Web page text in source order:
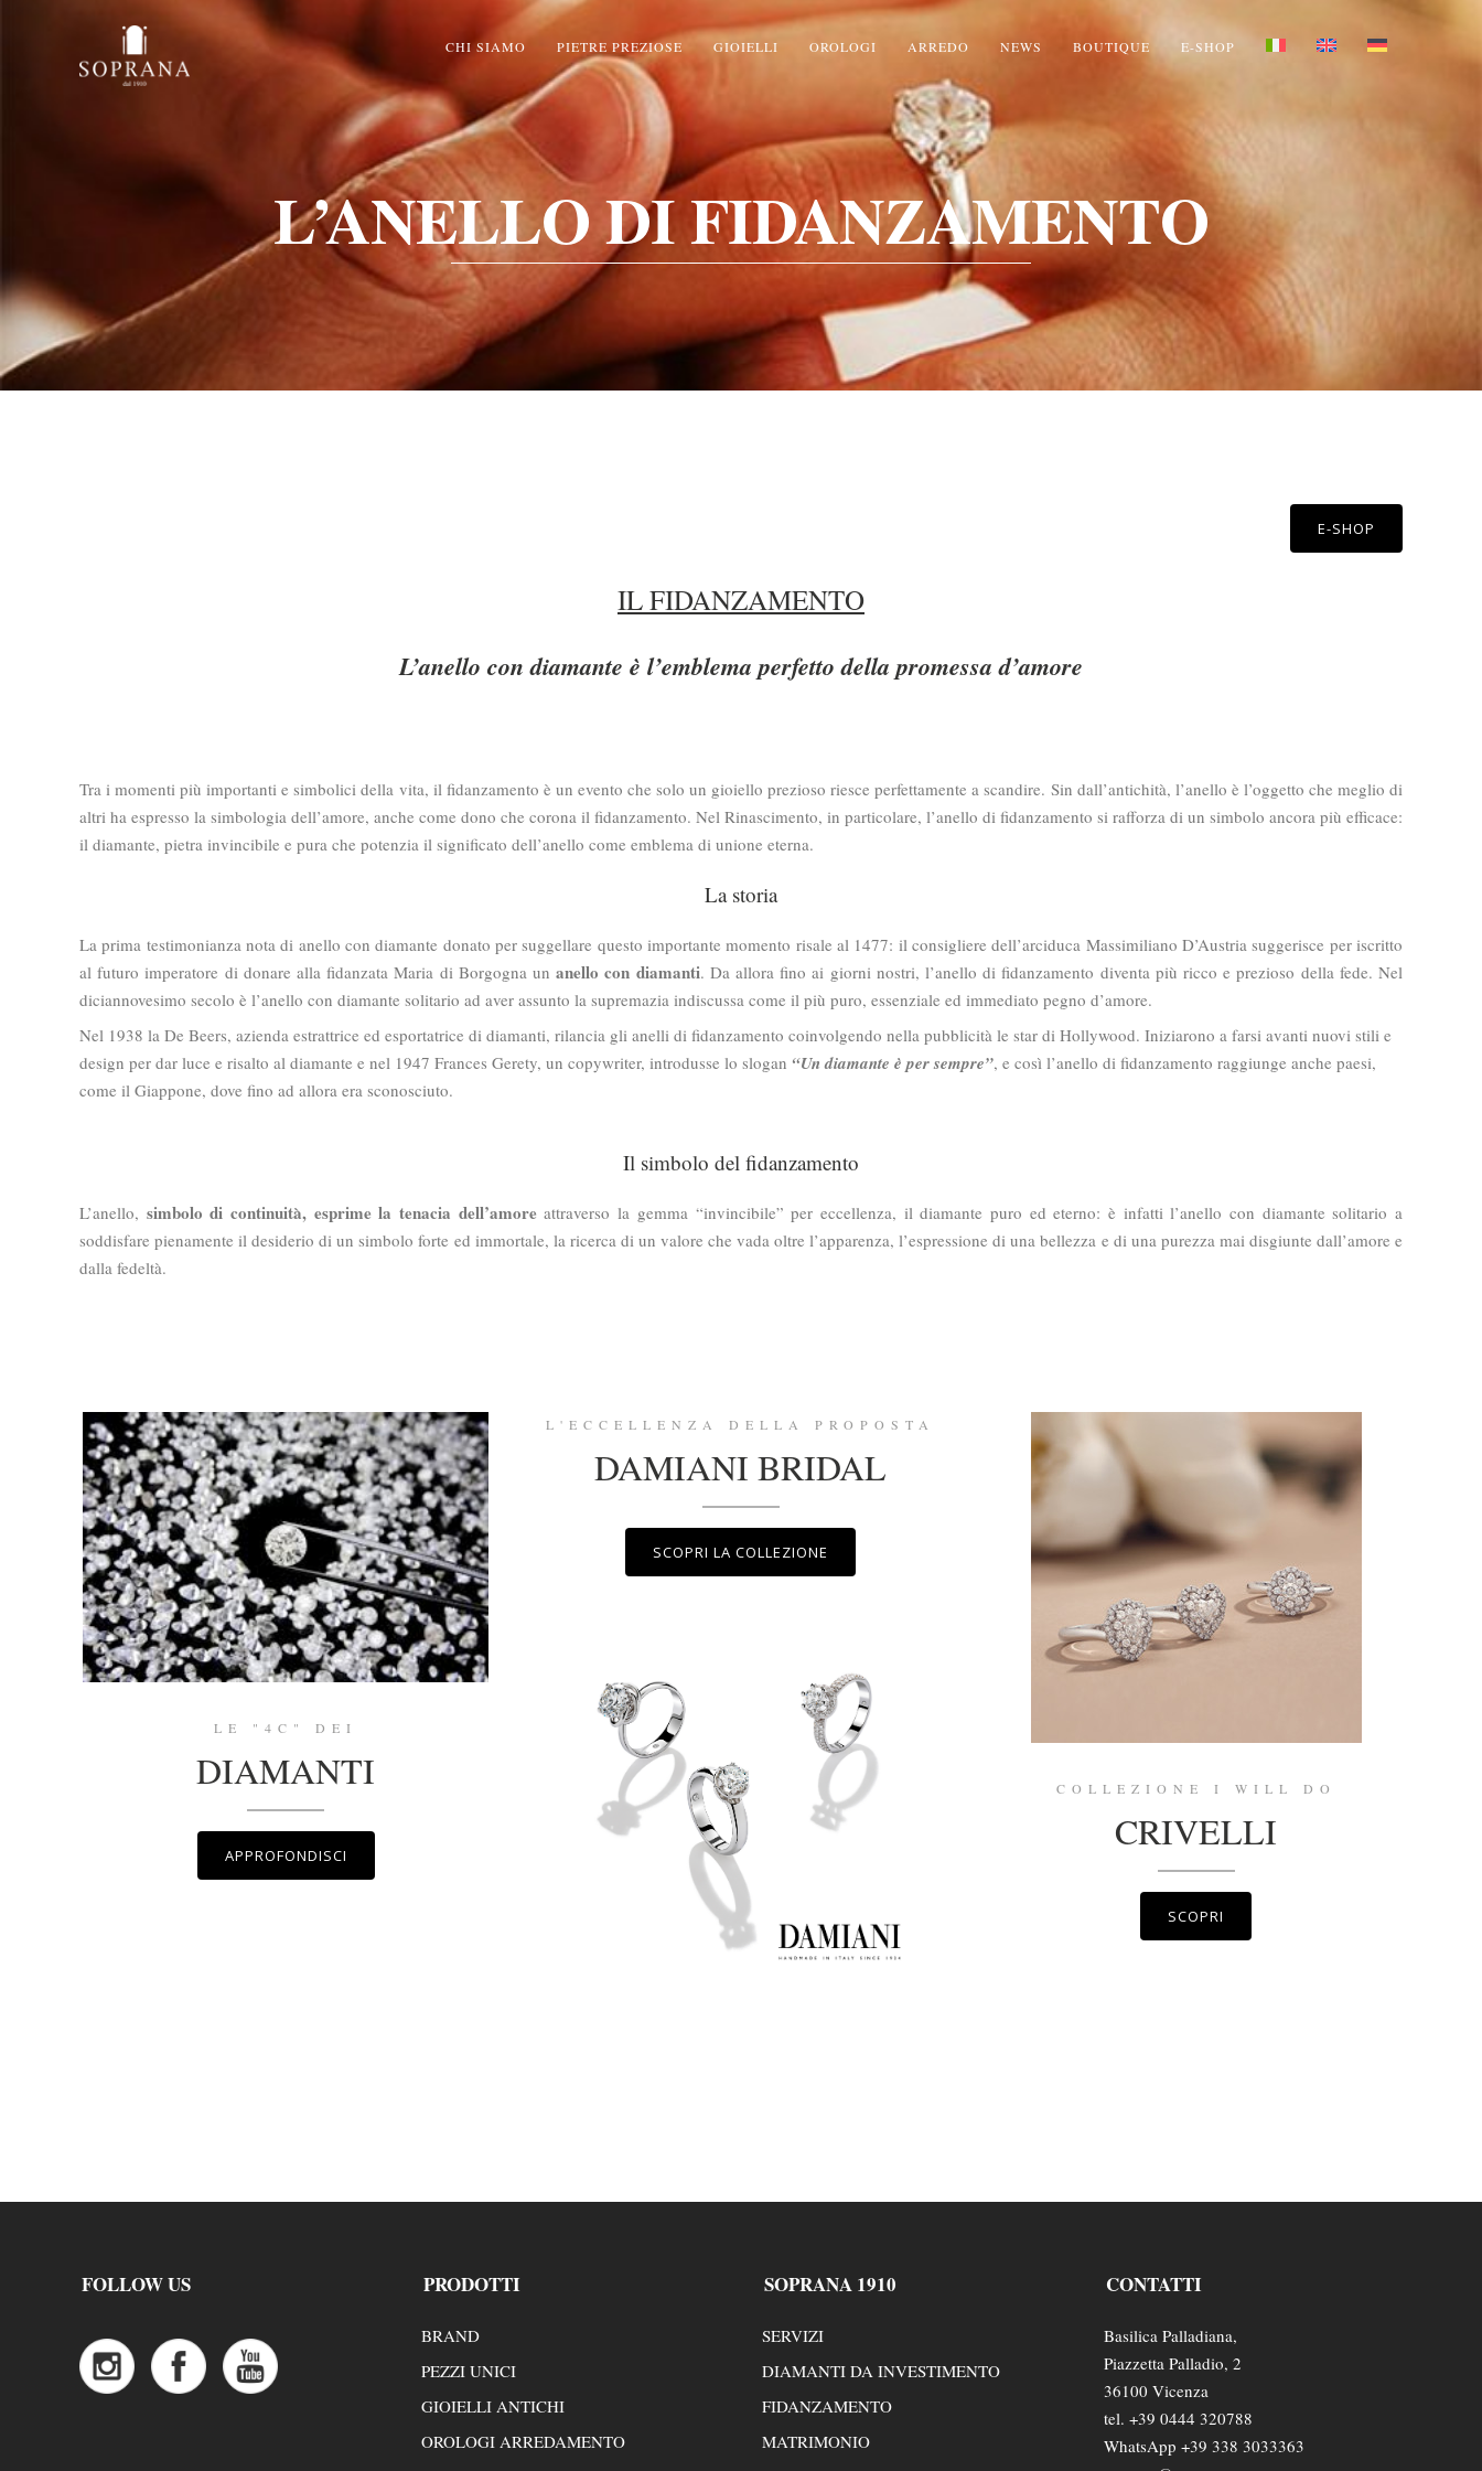
CHI SIAMO PIETRE PREZIOSE GIOIELLI OROLOGI ARREDO NEWS BOUTIQUE E-SHOP
L’ANELLO DI FIDANZAMENTO
E-SHOP
IL FIDANZAMENTO
L’anello con diamante è l’emblema perfetto della promessa d’amore
Tra i momenti più importanti e simbolici della vita, il fidanzamento è un evento che solo un gioiello prezioso riesce perfettamente a scandire. Sin dall’antichità, l’anello è l’oggetto che meglio di
altri ha espresso la simbologia dell’amore, anche come dono che corona il fidanzamento. Nel Rinascimento, in particolare, l’anello di fidanzamento si rafforza di un simbolo ancora più efficace:
il diamante, pietra invincibile e pura che potenzia il significato dell’anello come emblema di unione eterna.
La storia
La prima testimonianza nota di anello con diamante donato per suggellare questo importante momento risale al 1477: il consigliere dell’arciduca Massimiliano D’Austria suggerisce per iscritto
al futuro imperatore di donare alla fidanzata Maria di Borgogna unanello con diamanti. Da allora fino ai giorni nostri, l’anello di fidanzamento diventa più ricco e prezioso della fede. Nel
diciannovesimo secolo è l’anello con diamante solitario ad aver assunto la supremazia indiscussa come il più puro, essenziale ed immediato pegno d’amore.
Nel 1938 la De Beers, azienda estrattrice ed esportatrice di diamanti, rilancia gli anelli di fidanzamento coinvolgendo nella pubblicità le star di Hollywood. Iniziarono a farsi avanti nuovi stili e
design per dar luce e risalto al diamante e nel 1947 Frances Gerety, un copywriter, introdusse lo slogan “Un diamante è per sempre”, e così l’anello di fidanzamento raggiunge anche paesi,
come il Giappone, dove fino ad allora era sconosciuto.
Il simbolo del fidanzamento
L’anello, simbolo di continuità, esprime la tenacia dell’amore attraverso la gemma “invincibile” per eccellenza, il diamante puro ed eterno: è infatti l’anello con diamante solitario a
soddisfare pienamente il desiderio di un simbolo forte ed immortale, la ricerca di un valore che vada oltre l’apparenza, l’espressione di una bellezza e di una purezza mai disgiunte dall’amore e
dalla fedeltà.
LE "4C" DEI
DIAMANTI
APPROFONDISCI
L'ECCELLENZA DELLA PROPOSTA
DAMIANI BRIDAL
SCOPRI LA COLLEZIONE
COLLEZIONE I WILL DO
CRIVELLI
SCOPRI
FOLLOW US PRODOTTI
BRAND
PEZZI UNICI
GIOIELLI ANTICHI
OROLOGI ARREDAMENTO
SOPRANA 1910
SERVIZI
DIAMANTI DA INVESTIMENTO
FIDANZAMENTO
MATRIMONIO
CONTATTI
Basilica Palladiana,
Piazzetta Palladio, 2
36100 Vicenza
tel. +39 0444 320788
WhatsApp +39 338 3033363